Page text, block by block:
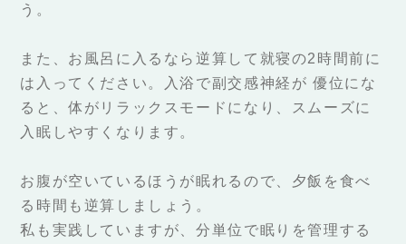
う。
また、お風呂に入るなら逆算して就寝の2時間前に
は入ってください。入浴で副交感神経が 優位にな
ると、体がリラックスモードになり、スムーズに
入眠しやすくなります。
お腹が空いているほうが眠れるので、夕飯を食べ
る時間も逆算しましょう。
私も実践していますが、分単位で眠りを管理する